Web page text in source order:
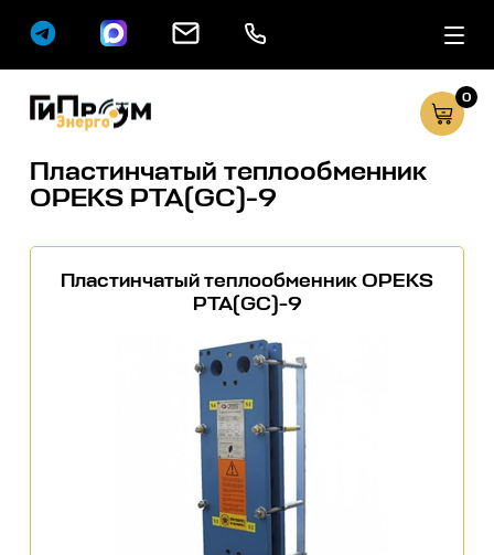
Сервисные
0
Пластинчатый теплообменник
OPEKS PTA(GC)-9
Пластинчатый теплообменник OPEKS
PTA(GC)-9